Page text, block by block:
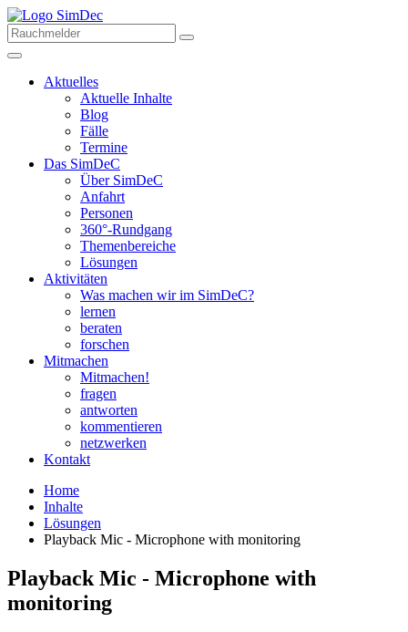
Aktuelles
Aktuelle Inhalte
Blog
Fälle
Termine
Das SimDeC
Über SimDeC
Anfahrt
Personen
360°-Rundgang
Themenbereiche
Lösungen
Aktivitäten
Was machen wir im SimDeC?
lernen
beraten
forschen
Mitmachen
Mitmachen!
fragen
antworten
kommentieren
netzwerken
Kontakt
Home
Inhalte
Lösungen
Playback Mic - Microphone with monitoring
Playback Mic - Microphone with
monitoring